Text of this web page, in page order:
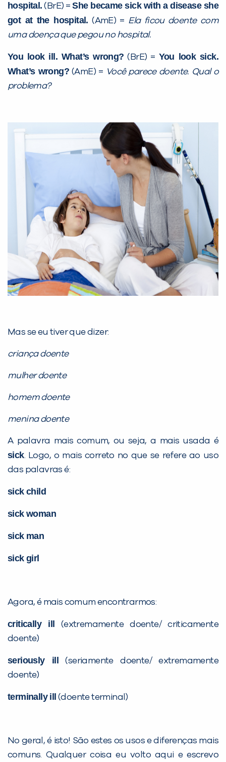
hospital. (BrE) =She became sick with a disease she
got at the hospital. (AmE) = Ela ficou doente com
uma doença que pegou no hospital.
You look ill. What’s wrong? (BrE) = You look sick.
What’s wrong?(AmE) = Você parece doente. Qual o
problema?
Mas se eu tiver que dizer:
criança doente
mulher doente
homem doente
menina doente
A palavra mais comum, ou seja, a mais usada é
sick. Logo, o mais correto no que se refere ao uso
das palavras é:
sick child
sick woman
sick man
sick girl
Agora, é mais comum encontrarmos:
critically ill (extremamente doente/ criticamente
doente)
seriously ill (seriamente doente/ extremamente
doente)
terminally ill (doente terminal)
No geral, é isto! São estes os usos e diferenças mais
comuns. Qualquer coisa eu volto aqui e escrevo
VOLTAR